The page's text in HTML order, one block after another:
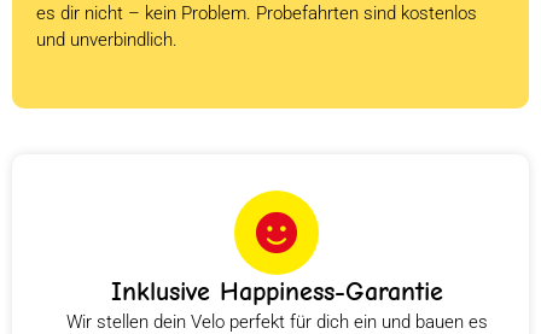
es dir nicht – kein Problem. Probefahrten sind kostenlos
und unverbindlich.
Inklusive Happiness-Garantie
Wir stellen dein Velo perfekt für dich ein und bauen es